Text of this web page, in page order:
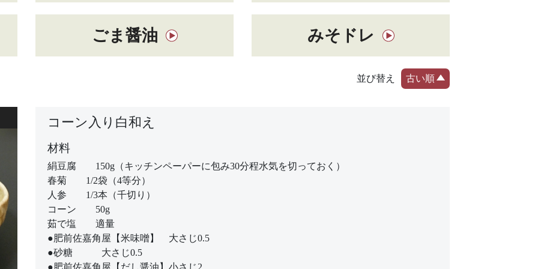
ごま醤油 みそドレ
並び替え 古い順
コーン入り白和え
材料
絹豆腐 150g（キッチンペーパーに包み30分程水気を切っておく）
春菊 1/2袋（4等分）
人参 1/3本（千切り）
コーン 50g
茹で塩 適量
●肥前佐嘉角屋【米味噌】 大さじ0.5
●砂糖 大さじ0.5
●肥前佐嘉角屋【だし醤油】小さじ2